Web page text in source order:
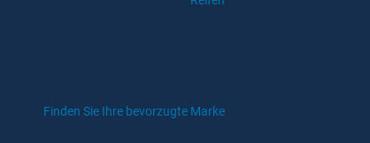
Finden Sie Ihre bevorzugte Marke